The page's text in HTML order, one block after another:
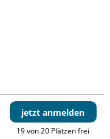
jetzt anmelden
19 von 20 Plätzen frei